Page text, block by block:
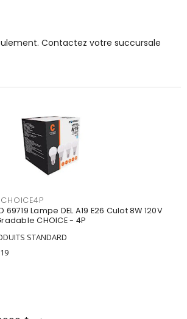
Contactez votre succursale
69719 Lampe DEL A19 E26 Culot 8W 120V
CHOICE - 4P
STANDARD